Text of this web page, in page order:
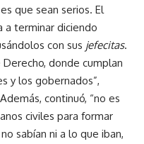
que sean serios. El
a terminar diciendo
con sus jefecitas.
donde cumplan
y los gobernados”,
continuó, “no es
civiles para formar
sabían ni a lo que iban,